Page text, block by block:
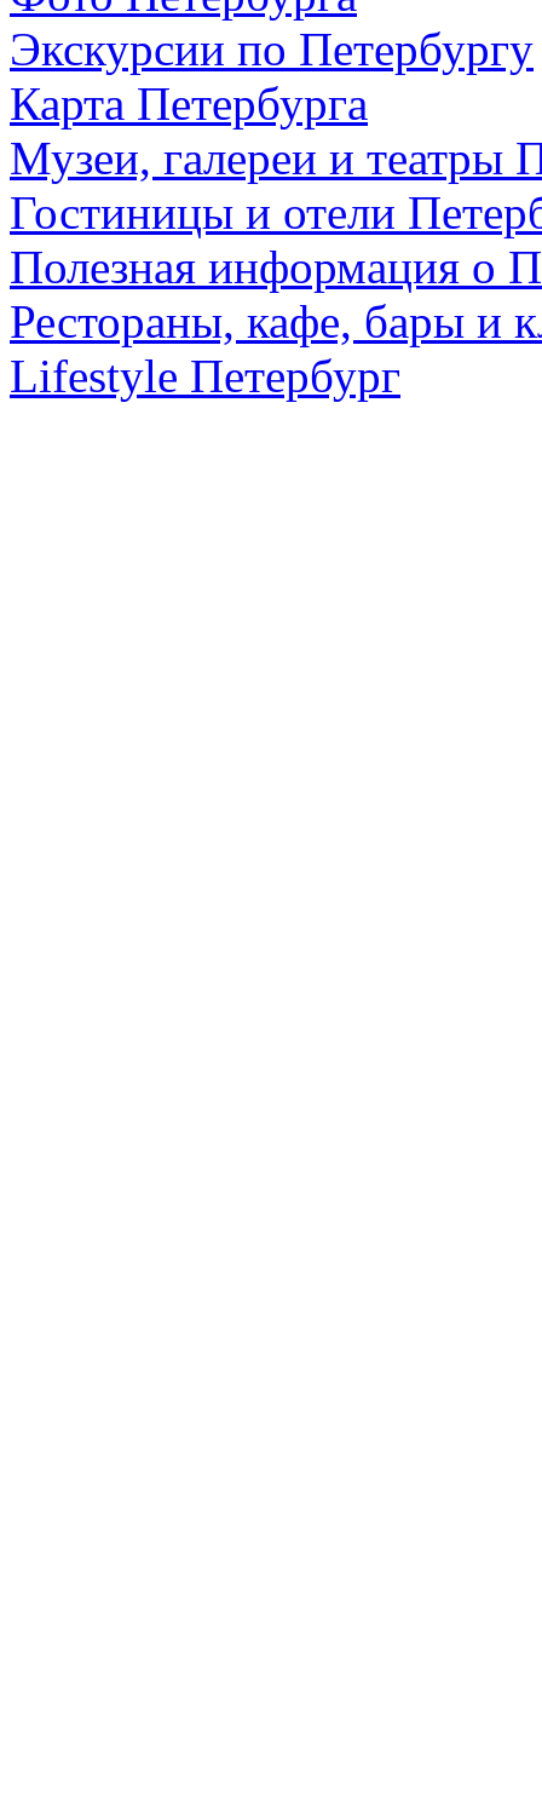
Экскурсии по Петербургу
Карта Петербурга
Музеи, галереи и театры
Гостиницы и отели
Полезная информация о
Рестораны, кафе, бары и
Lifestyle Петербург